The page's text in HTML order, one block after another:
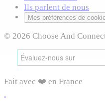
Ils parlent de nous
Mes préférences de
© 2026 Choose And
Fait avec ❤️ en France
.